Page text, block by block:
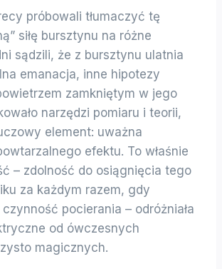
próbowali tłumaczyć tę
siłę bursztynu na różne
sądzili, że z bursztynu ulatnia
emanacja, inne hipotezy
zamkniętym w jego
narzędzi pomiaru i teorii,
element: uważna
efektu. To właśnie
– zdolność do osiągnięcia tego
za każdym razem, gdy
pocierania – odróżniała
od ówczesnych
magicznych.